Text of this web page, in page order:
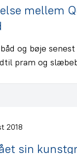
mellem
og bøje
pram og
2018
sin